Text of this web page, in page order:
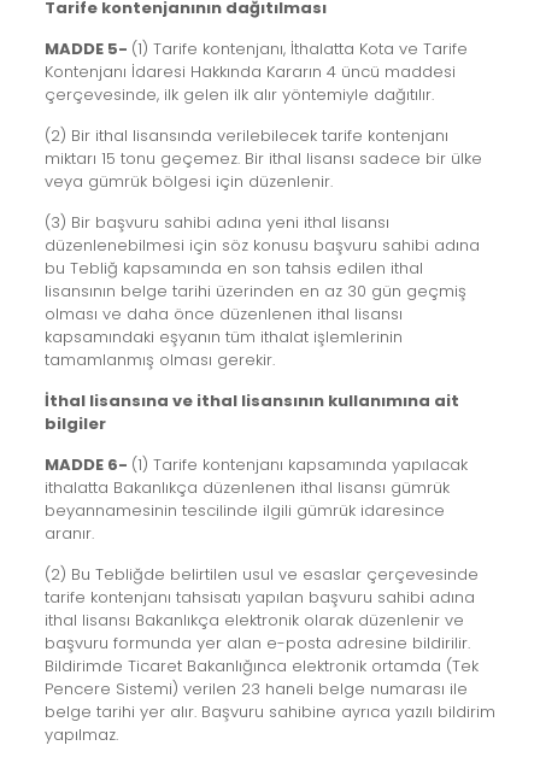
Tarife kontenjanının dağıtılması
MADDE 5- (1) Tarife kontenjanı, İthalatta Kota ve Tarife
Kontenjanı İdaresi Hakkında Kararın 4 üncü maddesi
çerçevesinde, ilk gelen ilk alır yöntemiyle dağıtılır.
(2) Bir ithal lisansında verilebilecek tarife kontenjanı
miktarı 15 tonu geçemez. Bir ithal lisansı sadece bir ülke
veya gümrük bölgesi için düzenlenir.
(3) Bir başvuru sahibi adına yeni ithal lisansı
düzenlenebilmesi için söz konusu başvuru sahibi adına
bu Tebliğ kapsamında en son tahsis edilen ithal
lisansının belge tarihi üzerinden en az 30 gün geçmiş
olması ve daha önce düzenlenen ithal lisansı
kapsamındaki eşyanın tüm ithalat işlemlerinin
tamamlanmış olması gerekir.
İthal lisansına ve ithal lisansının kullanımına ait
bilgiler
MADDE 6- (1) Tarife kontenjanı kapsamında yapılacak
ithalatta Bakanlıkça düzenlenen ithal lisansı gümrük
beyannamesinin tescilinde ilgili gümrük idaresince
aranır.
(2) Bu Tebliğde belirtilen usul ve esaslar çerçevesinde
tarife kontenjanı tahsisatı yapılan başvuru sahibi adına
ithal lisansı Bakanlıkça elektronik olarak düzenlenir ve
başvuru formunda yer alan e-posta adresine bildirilir.
Bildirimde Ticaret Bakanlığınca elektronik ortamda (Tek
Pencere Sistemi) verilen 23 haneli belge numarası ile
belge tarihi yer alır. Başvuru sahibine ayrıca yazılı bildirim
yapılmaz.